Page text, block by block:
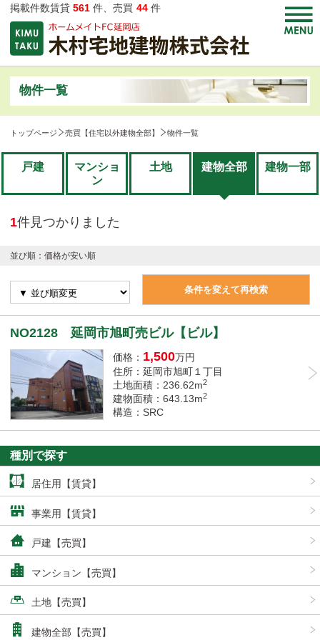
掲載件数賃貸 561 件、売買 44 件
物件一覧
トップページ 売買【住宅以外建物全部】 物件一覧
戸建
マンショ
ン
土地 建物全部 建物一部
1件見つかりました
並び順：価格が安い順
条件を変えて再検索
NO2128 延岡市旭町売ビル【ビル】
価格： 1,500万円
住所：延岡市旭町１丁目
土地面積：236.62m2
建物面積：643.13m2
構造：SRC
種別で探す
居住用【賃貸】
事業用【賃貸】
戸建【売買】
マンション【売買】
土地【売買】
建物全部【売買】